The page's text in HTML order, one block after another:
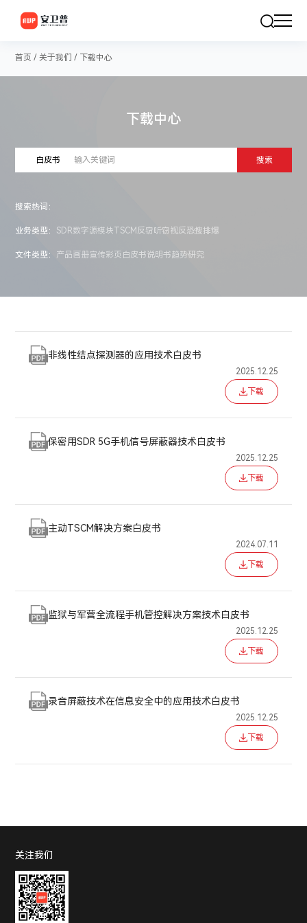
首页 /关于我们 / 下载中心
下载中心
白皮书 搜索
搜索热词：
业务类型： SDR数字源模块 TSCM反窃听窃视反恐搜排爆
文件类型： 产品画册宣传彩页 白皮书说明书趋势研究
非线性结点探测器的应用技术白皮书
2025.12.25
下载
保密用SDR 5G手机信号屏蔽器技术白皮书
2025.12.25
下载
主动TSCM解决方案白皮书
2024.07.11
下载
监狱与军营全流程手机管控解决方案技术白皮书
2025.12.25
下载
录音屏蔽技术在信息安全中的应用技术白皮书
2025.12.25
下载
关注我们